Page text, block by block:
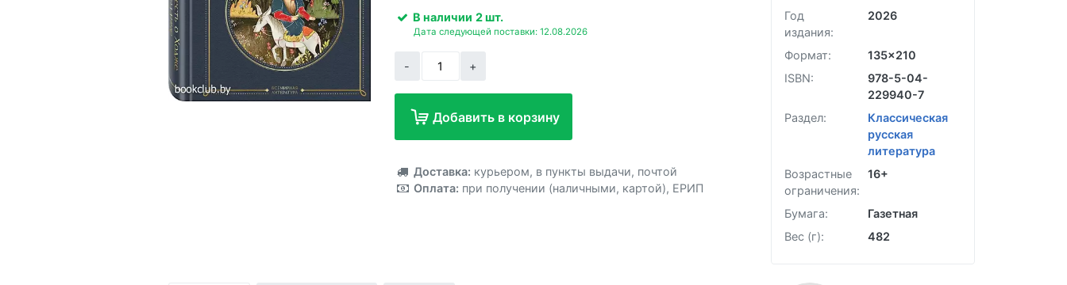
В наличии 2 шт.
Дата следующей поставки: 12.08.2026
- +
Добавить в корзину
Доставка: курьером, в пункты выдачи, почтой
Оплата: при получении (наличными, картой), ЕРИП
Год
издания:
2026
Формат:
135x210
ISBN:
978-5-04-
229940-7
Раздел:
Классическая
русская
литература
Возрастные
ограничения:
16+
Бумага:
Газетная
Вес (г):
482